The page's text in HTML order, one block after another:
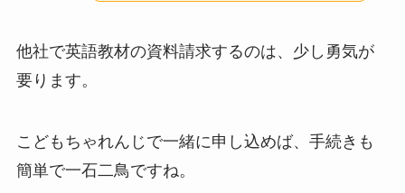
他社で英語教材の資料請求するのは、少し勇気が
要ります。
こどもちゃれんじで一緒に申し込めば、手続きも
簡単で一石二鳥ですね。